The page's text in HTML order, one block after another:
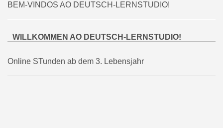
BEM-VINDOS AO DEUTSCH-LERNSTUDIO!
WILLKOMMEN AO DEUTSCH-LERNSTUDIO!
Online STunden ab dem 3. Lebensjahr